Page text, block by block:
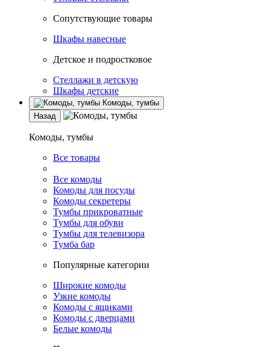
Сопутствующие товары
Шкафы навесные
Детское и подростковое
Стеллажи в детскую
Шкафы детские
Комоды, тумбы
Назад
Комоды, тумбы
Все товары
Все комоды
Комоды для посуды
Комоды секретеры
Тумбы прикроватные
Тумбы для обуви
Тумбы для телевизора
Тумба бар
Популярные категории
Широкие комоды
Узкие комоды
Комоды с ящиками
Комоды с дверцами
Белые комоды